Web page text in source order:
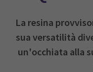
La resina
sua versatilità
un'occhiata alla